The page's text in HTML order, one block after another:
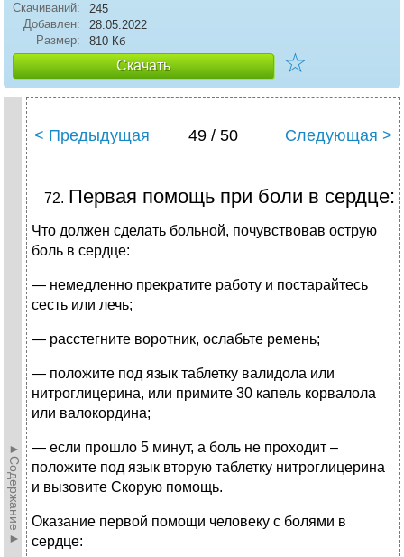
Скачиваний:
245
Добавлен:
28.05.2022
Размер:
810 Кб
Скачать ☆
►Содержание►
< Предыдущая 49 / 50 Следующая >
Первая помощь при боли в сердце:
Что должен сделать больной, почувствовав острую
боль в сердце:
— немедленно прекратите работу и постарайтесь
сесть или лечь;
— расстегните воротник, ослабьте ремень;
— положите под язык таблетку валидола или
нитроглицерина, или примите 30 капель корвалола
или валокордина;
— если прошло 5 минут, а боль не проходит –
положите под язык вторую таблетку нитроглицерина
и вызовите Скорую помощь.
Оказание первой помощи человеку с болями в
сердце: